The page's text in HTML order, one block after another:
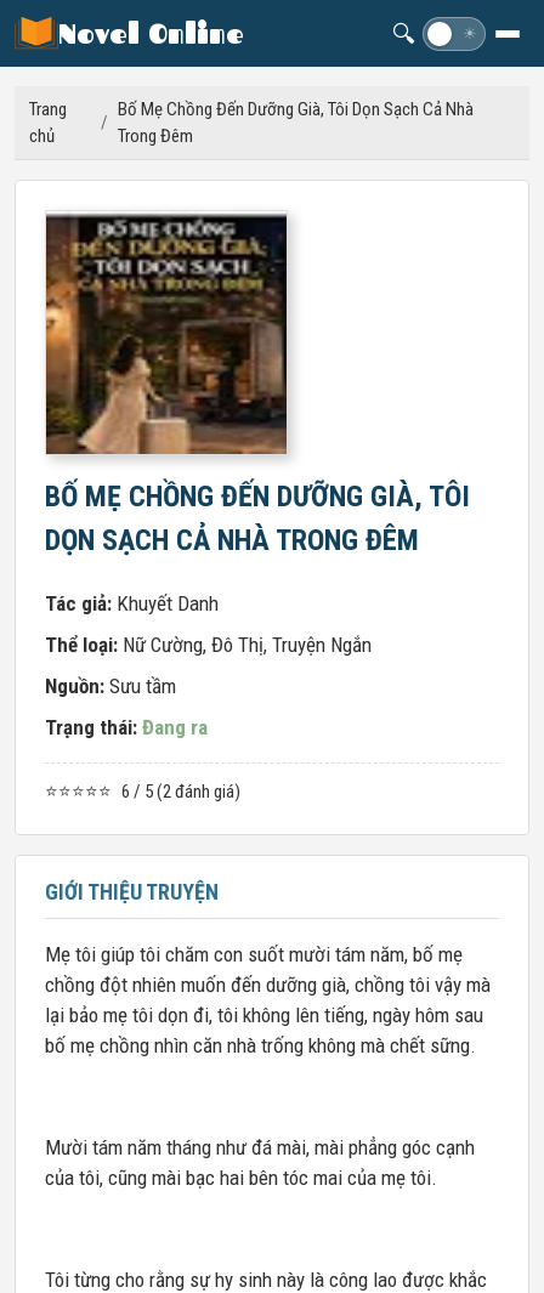
Novel Online 🔍 ☀
Trang
chủ
/
Bố Mẹ Chồng Đến Dưỡng Già, Tôi Dọn Sạch Cả Nhà
Trong Đêm
BỐ MẸ CHỒNG ĐẾN DƯỠNG GIÀ, TÔI
DỌN SẠCH CẢ NHÀ TRONG ĐÊM
Tác giả: Khuyết Danh
Thể loại: Nữ Cường, Đô Thị, Truyện Ngắn
Nguồn: Sưu tầm
Trạng thái: Đang ra
⭐⭐⭐⭐⭐ 6 / 5 (2 đánh giá)
GIỚI THIỆU TRUYỆN
Mẹ tôi giúp tôi chăm con suốt mười tám năm, bố mẹ
chồng đột nhiên muốn đến dưỡng già, chồng tôi vậy mà
lại bảo mẹ tôi dọn đi, tôi không lên tiếng, ngày hôm sau
bố mẹ chồng nhìn căn nhà trống không mà chết sững.
Mười tám năm tháng như đá mài, mài phẳng góc cạnh
của tôi, cũng mài bạc hai bên tóc mai của mẹ tôi.
Tôi từng cho rằng sự hy sinh này là công lao được khắc